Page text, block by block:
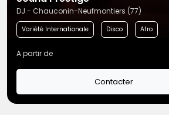
DJ - Chauconin-Neufmontiers (77)
Variété Internationale Disco Afro
A partir de
Contacter